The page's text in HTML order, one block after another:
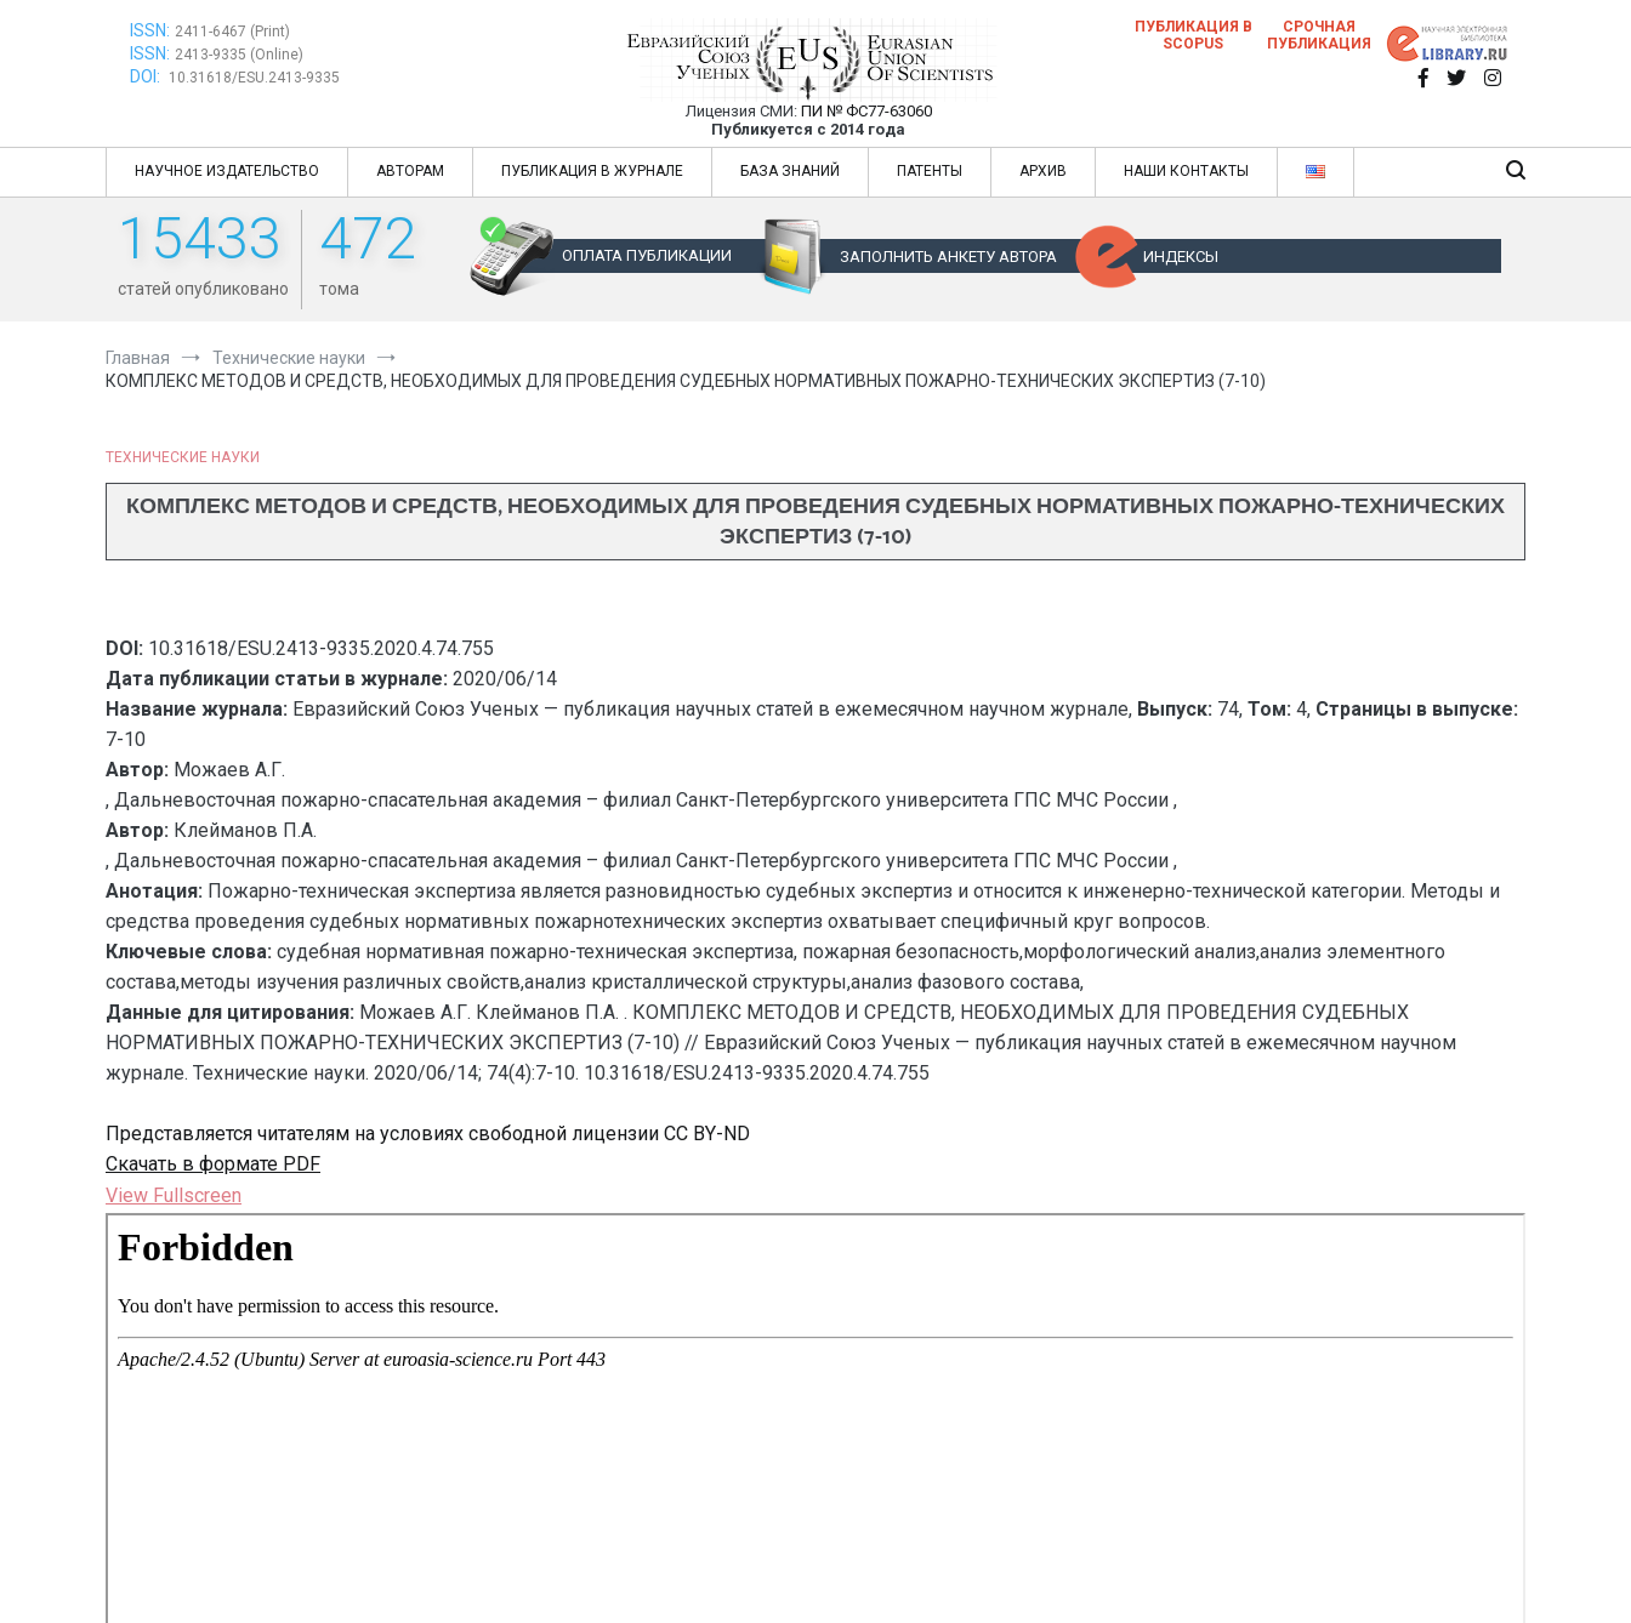
ISSN: 2411-6467 (Print)
ISSN: 2413-9335 (Online)
DOI: 10.31618/ESU.2413-9335
Евразийский Союз Ученых — публикация научных статей в ежемесячном научном
журнале
Лицензия СМИ: ПИ № ФС77-63060
Публикуется с 2014 года
Евразийский Союз Ученых — публикация научных статей в ежемесячном научном журнале
ПУБЛИКАЦИЯ В
SCOPUS
СРОЧНАЯ
ПУБЛИКАЦИЯ
НАУЧНОЕ ИЗДАТЕЛЬСТВО АВТОРАМ ПУБЛИКАЦИЯ В ЖУРНАЛЕ БАЗА ЗНАНИЙ ПАТЕНТЫ АРХИВ НАШИ КОНТАКТЫ
15433
статей опубликовано
472
тома
ОПЛАТА ПУБЛИКАЦИИ ЗАПОЛНИТЬ АНКЕТУ АВТОРА ИНДЕКСЫ
Главная
Технические науки
КОМПЛЕКС МЕТОДОВ И СРЕДСТВ, НЕОБХОДИМЫХ ДЛЯ ПРОВЕДЕНИЯ СУДЕБНЫХ НОРМАТИВНЫХ ПОЖАРНО-ТЕХНИЧЕСКИХ ЭКСПЕРТИЗ (7-10)
ТЕХНИЧЕСКИЕ НАУКИ
КОМПЛЕКС МЕТОДОВ И СРЕДСТВ, НЕОБХОДИМЫХ ДЛЯ ПРОВЕДЕНИЯ СУДЕБНЫХ НОРМАТИВНЫХ ПОЖАРНО-ТЕХНИЧЕСКИХ
ЭКСПЕРТИЗ (7-10)
DOI: 10.31618/ESU.2413-9335.2020.4.74.755
Дата публикации статьи в журнале: 2020/06/14
Название журнала: Евразийский Союз Ученых — публикация научных статей в ежемесячном научном журнале, Выпуск: 74, Том: 4, Страницы в выпуске:
7-10
Автор: Можаев А.Г.
, Дальневосточная пожарно-спасательная академия – филиал Санкт-Петербургского университета ГПС МЧС России ,
Автор: Клейманов П.А.
, Дальневосточная пожарно-спасательная академия – филиал Санкт-Петербургского университета ГПС МЧС России ,
Анотация: Пожарно-техническая экспертиза является разновидностью судебных экспертиз и относится к инженерно-технической категории. Методы и
средства проведения судебных нормативных пожарнотехнических экспертиз охватывает специфичный круг вопросов.
Ключевые слова: судебная нормативная пожарно-техническая экспертиза, пожарная безопасность,морфологический анализ,анализ элементного
состава,методы изучения различных свойств,анализ кристаллической структуры,анализ фазового состава,
Данные для цитирования: Можаев А.Г. Клейманов П.А. . КОМПЛЕКС МЕТОДОВ И СРЕДСТВ, НЕОБХОДИМЫХ ДЛЯ ПРОВЕДЕНИЯ СУДЕБНЫХ
НОРМАТИВНЫХ ПОЖАРНО-ТЕХНИЧЕСКИХ ЭКСПЕРТИЗ (7-10) // Евразийский Союз Ученых — публикация научных статей в ежемесячном научном
журнале. Технические науки. 2020/06/14; 74(4):7-10. 10.31618/ESU.2413-9335.2020.4.74.755
Представляется читателям на условиях свободной лицензии CC BY-ND
Скачать в формате PDF
View Fullscreen
Перейти
содержимому